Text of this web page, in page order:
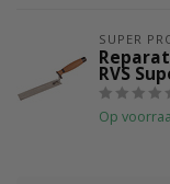
SUPER
RVS
Op